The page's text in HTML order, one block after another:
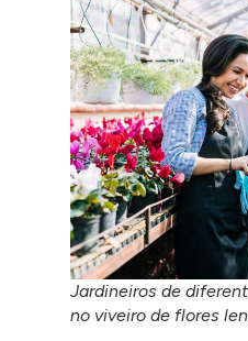
Jardineiros de
no viveiro de flores